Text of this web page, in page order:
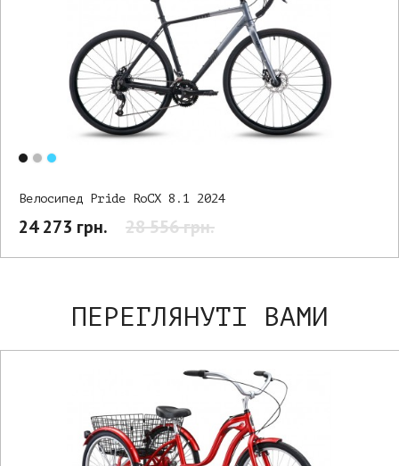
Велосипед Pride RoCX 8.1 2024
24 273 грн. 28 556 грн.
ПЕРЕГЛЯНУТІ ВАМИ